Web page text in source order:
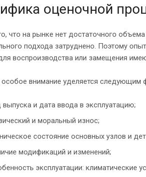
оценочной
что на рынке нет достаточного
подхода затруднено. Поэтому
воспроизводства или замещения
внимание уделяется следующим
выпуска и дата ввода в эксплуатацию;
и моральный износ;
состояние основных узлов и
модификаций и изменений;
эксплуатации: климатические